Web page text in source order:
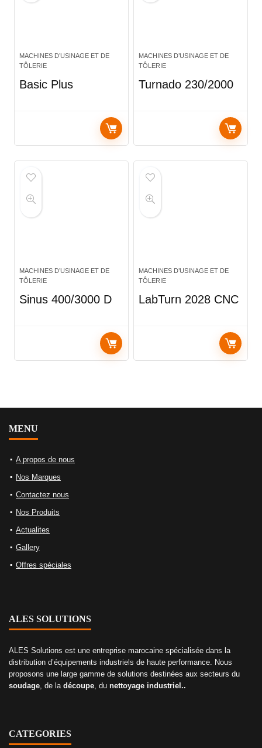
MACHINES D’USINAGE ET DE
TÔLERIE
Basic Plus
MACHINES D’USINAGE ET DE
TÔLERIE
Turnado 230/2000
MACHINES D’USINAGE ET DE
TÔLERIE
Sinus 400/3000 D
MACHINES D’USINAGE ET DE
TÔLERIE
LabTurn 2028 CNC
MENU
A propos de nous
Nos Marques
Contactez nous
Nos Produits
Actualites
Gallery
Offres spéciales
ALES SOLUTIONS
ALES Solutions est une entreprise marocaine spécialisée dans la
distribution d’équipements industriels de haute performance. Nous
proposons une large gamme de solutions destinées aux secteurs du
soudage, de la découpe, du nettoyage industriel..
CATEGORIES